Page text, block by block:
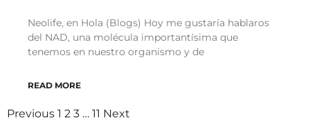
Neolife, en Hola (Blogs) Hoy me gustaría hablaros
del NAD, una molécula importantísima que
tenemos en nuestro organismo y de
READ MORE
Previous 1 2 3 … 11 Next